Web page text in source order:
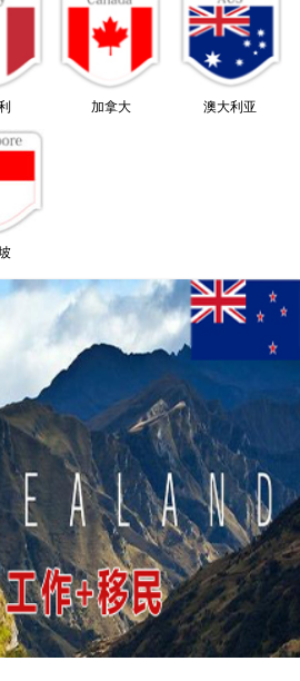
加拿大 澳大利亚